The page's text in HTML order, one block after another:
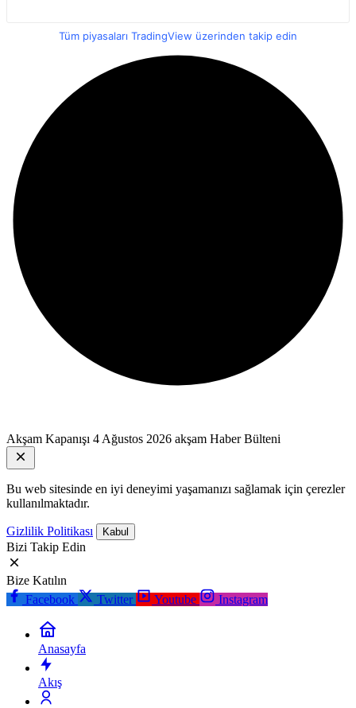
Tüm piyasaları TradingView üzerinden takip edin
Akşam Kapanışı 4 Ağustos 2026 akşam Haber Bülteni
Bu web sitesinde en iyi deneyimi yaşamanızı sağlamak için çerezler
kullanılmaktadır.
Gizlilik Politikası Kabul
Bizi Takip Edin
Bize Katılın
Facebook
Twitter Youtube Instagram
Anasayfa
Akış